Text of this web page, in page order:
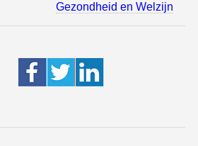
Gezondheid en Welzijn